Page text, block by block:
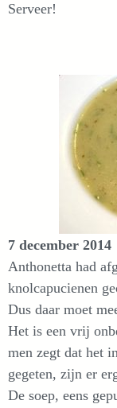
Serveer!
7 december 2014
Anthonetta had
knolcapucienen
Dus daar moet
Het is een vrij
men zegt dat het
gegeten, zijn er
De soep, eens